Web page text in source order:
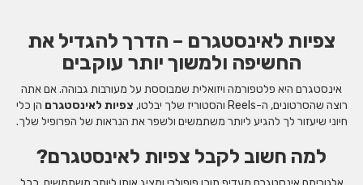
צפיות לאינסטגרם – הדרך להגדיל את
החשיפה ולמשוך יותר עוקבים
אינסטגרם היא פלטפורמה ויזואלית שמבוססת על מעורבות גבוהה. אם אתה
רוצה שהסרטונים, ה-Reels והסטוריז שלך יבלטו,
צפיות לאינסטגרם הן כלי
חיוני שיעזור לך להגיע ליותר משתמשים ולשפר את הנראות של הפרופיל שלך.
למה חשוב לקבל צפיות לאינסטגרם?